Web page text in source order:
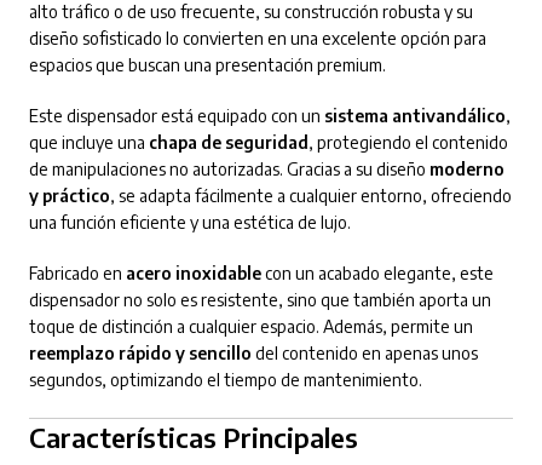
alto tráfico o de uso frecuente, su construcción robusta y su
diseño sofisticado lo convierten en una excelente opción para
espacios que buscan una presentación premium.
Este dispensador está equipado con un sistema antivandálico,
que incluye una chapa de seguridad , protegiendo el contenido
de manipulaciones no autorizadas. Gracias a su diseño moderno
y práctico, se adapta fácilmente a cualquier entorno, ofreciendo
una función eficiente y una estética de lujo.
Fabricado en acero inoxidablecon un acabado elegante, este
dispensador no solo es resistente, sino que también aporta un
toque de distinción a cualquier espacio. Además, permite un
reemplazo rápido y sencillo del contenido en apenas unos
segundos, optimizando el tiempo de mantenimiento.
Características Principales